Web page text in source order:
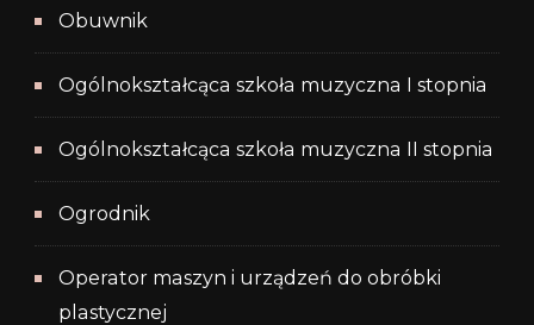
Obuwnik
Ogólnokształcąca szkoła muzyczna I stopnia
Ogólnokształcąca szkoła muzyczna II stopnia
Ogrodnik
Operator maszyn i urządzeń do obróbki
plastycznej